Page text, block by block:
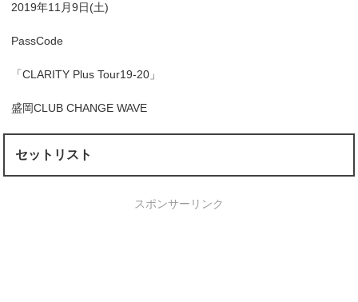
2019年11月9日(土)
PassCode
「CLARITY Plus Tour19-20」
盛岡CLUB CHANGE WAVE
セットリスト
スポンサーリンク